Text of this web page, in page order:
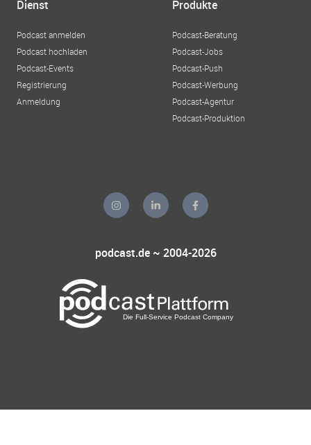
Dienst
Podcast anmelden
Podcast hochladen
Podcast-Events
Registrierung
Anmeldung
Produkte
Podcast-Beratung
Podcast-Jobs
Podcast-Push
Podcast-Werbung
Podcast-Agentur
Podcast-Produktion
podcast.de ~ 2004-2026